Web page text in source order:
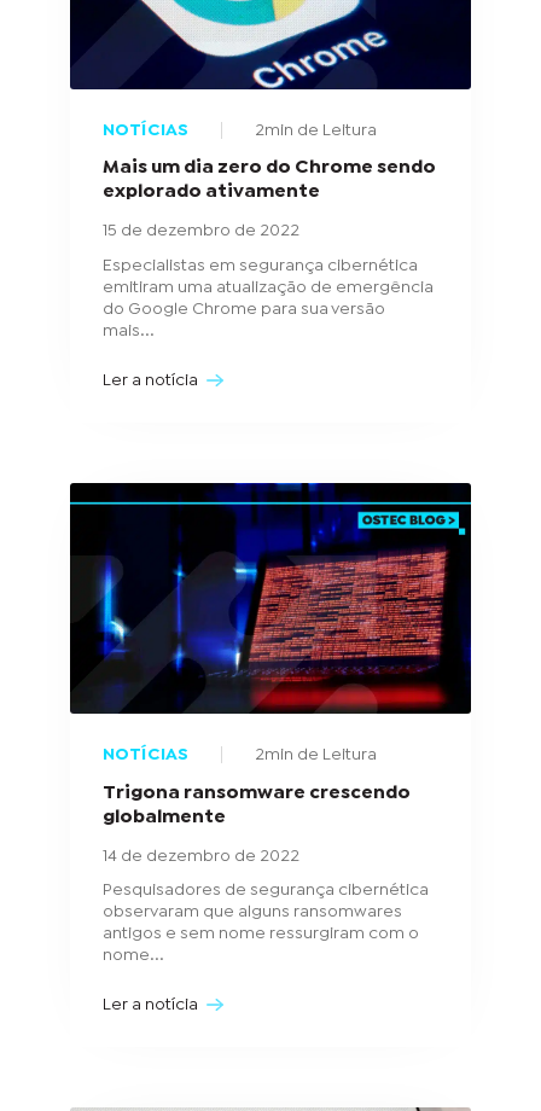
NOTÍCIAS 2min de Leitura
Mais um dia zero do Chrome sendo
explorado ativamente
15 de dezembro de 2022
Especialistas em segurança cibernética
emitiram uma atualização de emergência
do Google Chrome para sua versão
mais...
Ler a notícia
NOTÍCIAS 2min de Leitura
Trigona ransomware crescendo
globalmente
14 de dezembro de 2022
Pesquisadores de segurança cibernética
observaram que alguns ransomwares
antigos e sem nome ressurgiram com o
nome...
Ler a notícia